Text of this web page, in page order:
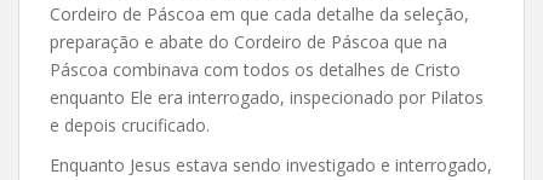
Cordeiro de Páscoa em que cada detalhe da seleção,
preparação e abate do Cordeiro de Páscoa que na
Páscoa combinava com todos os detalhes de Cristo
enquanto Ele era interrogado, inspecionado por Pilatos
e depois crucificado.
Enquanto Jesus estava sendo investigado e interrogado,